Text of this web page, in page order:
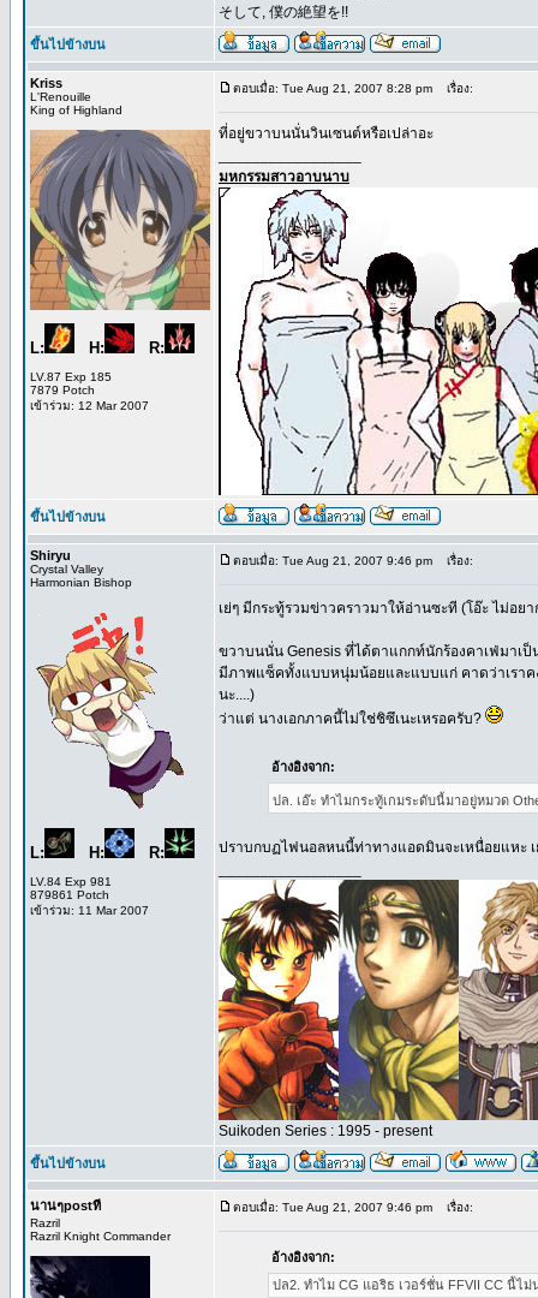
そして, 僕の絶望を!!
ขึ้นไปข้างบน
Kriss
L'Renouille
King of Highland
L: H: R:
LV.87 Exp 185
7879 Potch
เข้าร่วม: 12 Mar 2007
ตอบเมื่อ: Tue Aug 21, 2007 8:28 pm เรื่อง:
ที่อยู่ขวาบนนั่นวินเซนต์หรือเปล่าอะ
มหกรรมสาวอาบนาบ
ขึ้นไปข้างบน
Shiryu
Crystal Valley
Harmonian Bishop
L: H: R:
LV.84 Exp 981
879861 Potch
เข้าร่วม: 11 Mar 2007
ตอบเมื่อ: Tue Aug 21, 2007 9:46 pm เรื่อง:
เย่ๆ มีกระทู้รวมข่าวคราวมาให้อ่านซะที (โอ๊ะ ไม่อย
ขวาบนนั่น Genesis ที่ได้ตาแกกท์นักร้องคาเฟ่มาเ
มีภาพแซ็คทั้งแบบหนุ่มน้อยและแบบแก่ คาดว่าเราค
นะ....)
ว่าแต่ นางเอกภาคนี้ไม่ใช่ชิซึเนะเหรอครับ?
อ้างอิงจาก:
ปล. เอ๊ะ ทำไมกระทู้เกมระดับนี้มาอยู่หมวด
ปราบกบฏไฟนอลหนนี้ท่าทางแอดมินจะเหนื่อยแหะ เ
Suikoden Series : 1995 - present
ขึ้นไปข้างบน
นานๆpostที
Razril
Razril Knight Commander
ตอบเมื่อ: Tue Aug 21, 2007 9:46 pm เรื่อง:
อ้างอิงจาก:
ปล2. ทำไม CG แอริธ เวอร์ชั่น FFVII CC นี้ไม่